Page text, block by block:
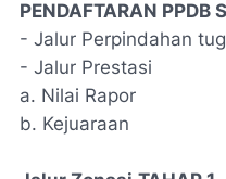
PENDAFTARAN PPDB
- Jalur Perpindahan
- Jalur Prestasi
a. Nilai Rapor
b. Kejuaraan